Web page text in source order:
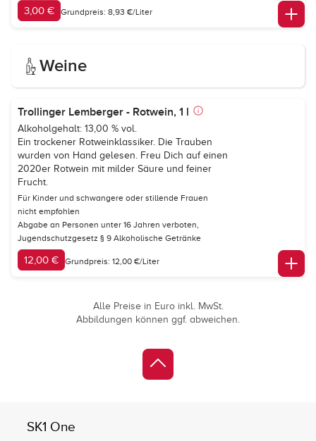
3,00 € Grundpreis: 8,93 €/Liter
Weine
Trollinger Lemberger - Rotwein, 1 l
Alkoholgehalt: 13,00 % vol.
Ein trockener Rotweinklassiker. Die Trauben
wurden von Hand gelesen. Freu Dich auf einen
2020er Rotwein mit milder Säure und feiner
Frucht.
Für Kinder und schwangere oder stillende Frauen
nicht empfohlen
Abgabe an Personen unter 16 Jahren verboten,
Jugendschutzgesetz § 9 Alkoholische Getränke
12,00 € Grundpreis: 12,00 €/Liter
Alle Preise in Euro inkl. MwSt.
Abbildungen können ggf. abweichen.
SK1 One